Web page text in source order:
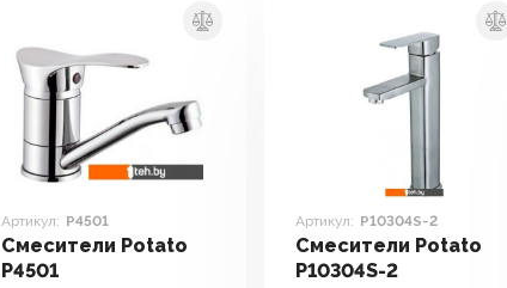
Артикул: P4501
Смесители Potato
P4501
Артикул: P10304S-2
Смесители Potato
P10304S-2